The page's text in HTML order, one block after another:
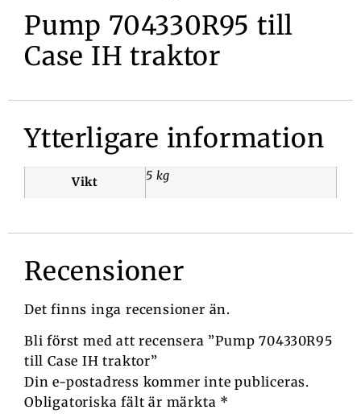
Pump 704330R95 till
Case IH traktor
Ytterligare information
Vikt 5 kg
Recensioner
Det finns inga recensioner än.
Bli först med att recensera ”Pump 704330R95
till Case IH traktor”
Din e-postadress kommer inte publiceras.
Obligatoriska fält är märkta *